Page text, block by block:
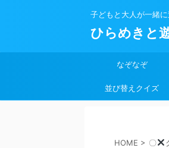
子どもと大人が一緒に
ひらめきと
なぞなぞ
並び替えクイズ
HOME > 〇